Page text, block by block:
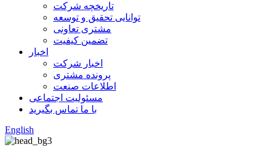
تاریخچه شرکت
توانایی تحقیق و توسعه
مشتری تعاونی
تضمین کیفیت
اخبار
اخبار شرکت
پرونده مشتری
اطلاعات صنعت
مسئولیت اجتماعی
با ما تماس بگیرید
English